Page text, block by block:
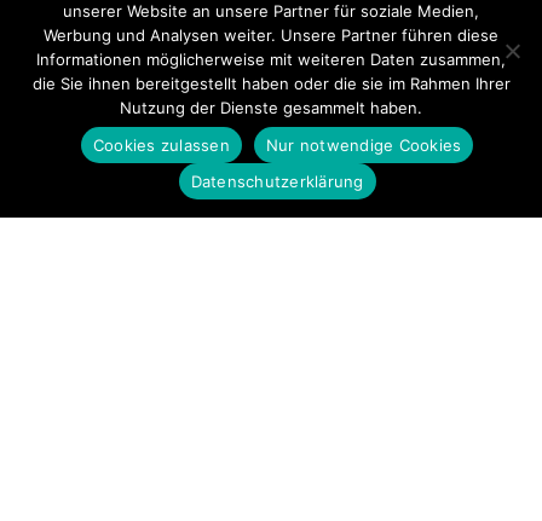
unserer Website an unsere Partner für soziale Medien,
Werbung und Analysen weiter. Unsere Partner führen diese
Informationen möglicherweise mit weiteren Daten zusammen,
die Sie ihnen bereitgestellt haben oder die sie im Rahmen Ihrer
Nutzung der Dienste gesammelt haben.
Cookies zulassen
Nur notwendige Cookies
Datenschutzerklärung